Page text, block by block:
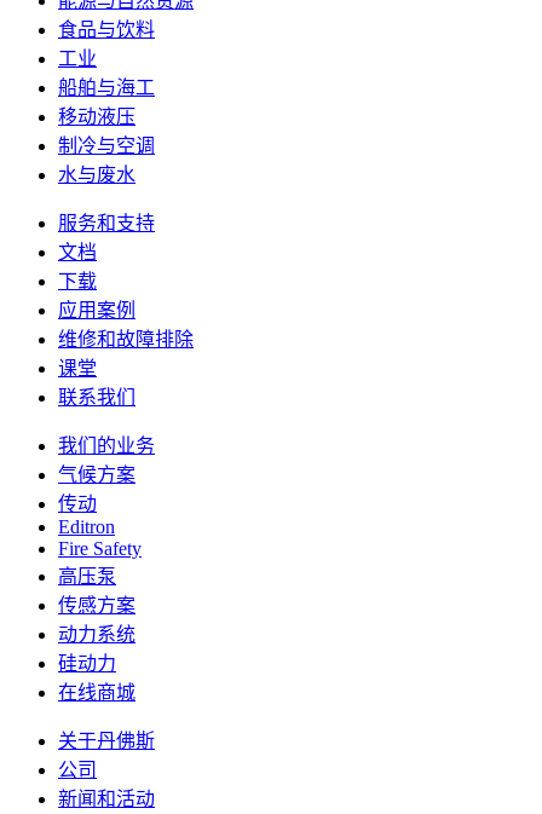
食品与饮料
工业
船舶与海工
移动液压
制冷与空调
水与废水
服务和支持
文档
下载
应用案例
维修和故障排除
课堂
联系我们
我们的业务
气候方案
传动
Editron
Fire Safety
高压泵
传感方案
动力系统
硅动力
在线商城
关于丹佛斯
公司
新闻和活动